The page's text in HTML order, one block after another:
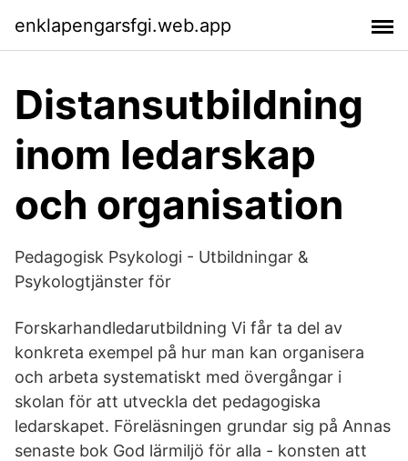
enklapengarsfgi.web.app
Distansutbildning
inom ledarskap
och organisation
Pedagogisk Psykologi - Utbildningar &
Psykologtjänster för
Forskarhandledarutbildning Vi får ta del av
konkreta exempel på hur man kan organisera
och arbeta systematiskt med övergångar i
skolan för att utveckla det pedagogiska
ledarskapet. Föreläsningen grundar sig på Annas
senaste bok God lärmiljö för alla - konsten att